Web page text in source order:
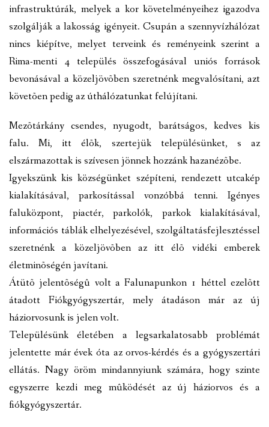
infrastruktúrák, melyek a kor követelményeihez igazodva
szolgálják a lakosság igényeit. Csupán a szennyvízhálózat
nincs kiépítve, melyet terveink és reményeink szerint a
Rima-menti 4 település összefogásával uniós források
bevonásával a közeljövõben szeretnénk megvalósítani, azt
követõen pedig az úthálózatunkat felújítani.
Mezõtárkány csendes, nyugodt, barátságos, kedves kis
falu. Mi, itt élõk, szertejük településünket, s az
elszármazottak is szívesen jönnek hozzánk hazanézõbe.
Igyekszünk kis községünket szépíteni, rendezett utcakép
kialakításával, parkosítással vonzóbbá tenni. Igényes
faluközpont, piactér, parkolók, parkok kialakításával,
információs táblák elhelyezésével, szolgáltatásfejlesztéssel
szeretnénk a közeljövõben az itt élõ vidéki emberek
életminõségén javítani.
Átütõ jelentõségû volt a Falunapunkon 1 héttel ezelõtt
átadott Fiókgyógyszertár, mely átadáson már az új
háziorvosunk is jelen volt.
Településünk életében a legsarkalatosabb problémát
jelentette már évek óta az orvos-kérdés és a gyógyszertári
ellátás. Nagy öröm mindannyiunk számára, hogy szinte
egyszerre kezdi meg mûködését az új háziorvos és a
fiókgyógyszertár.